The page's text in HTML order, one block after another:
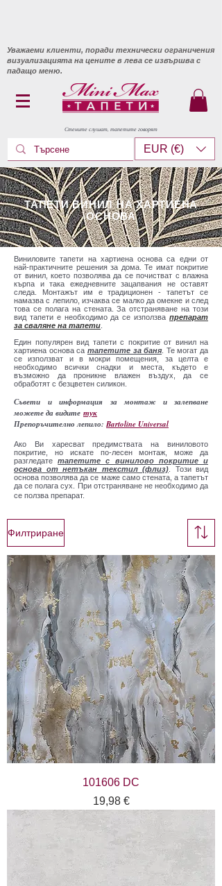
Уважаеми клиенти, поради технически ограничения
визуализацията на цените в лева се извършва с
падащо меню.
Стените слушат, тапетите говорят
EUR (€)
ТАПЕТИ ВИНИЛ НА ХАРТИЕНА
ОСНОВА
Виниловите тапети на хартиена основа са едни от
най-практичните решения за дома. Те имат покритие
от винил, което позволява да се почистват с влажна
кърпа и така ежедневните зацапвания не оставят
следа. Монтажът им е традиционен - тапетът се
намазва с лепило, изчаква се малко да омекне и след
това се полага на стената. За отстраняване на този
вид тапети е необходимо да се използва препарат
за сваляне на тапети.
Един популярен вид тапети с покритие от винил на
хартиена основа са тапетите за баня. Те могат да
се използват и в мокри помещения, за целта е
необходимо всички снадки и места, където е
възможно да проникне влажен въздух, да се
обработят с безцветен силикон.
Съвети и информация за монтаж и залепване
можете да видите тук
Препоръчително лепило: Bartoline Universal
Ако Ви харесват предимствата на виниловото
покритие, но искате по-лесен монтаж, може да
разгледатетапетите с винилово покритие и
основа от нетъкан текстил (флиз). Този вид
основа позволява да се маже само стената, а тапетът
да се полага сух. При отстраняване не необходимо да
се ползва препарат.
Филтриране
101606 DC
Цена
19,98 €